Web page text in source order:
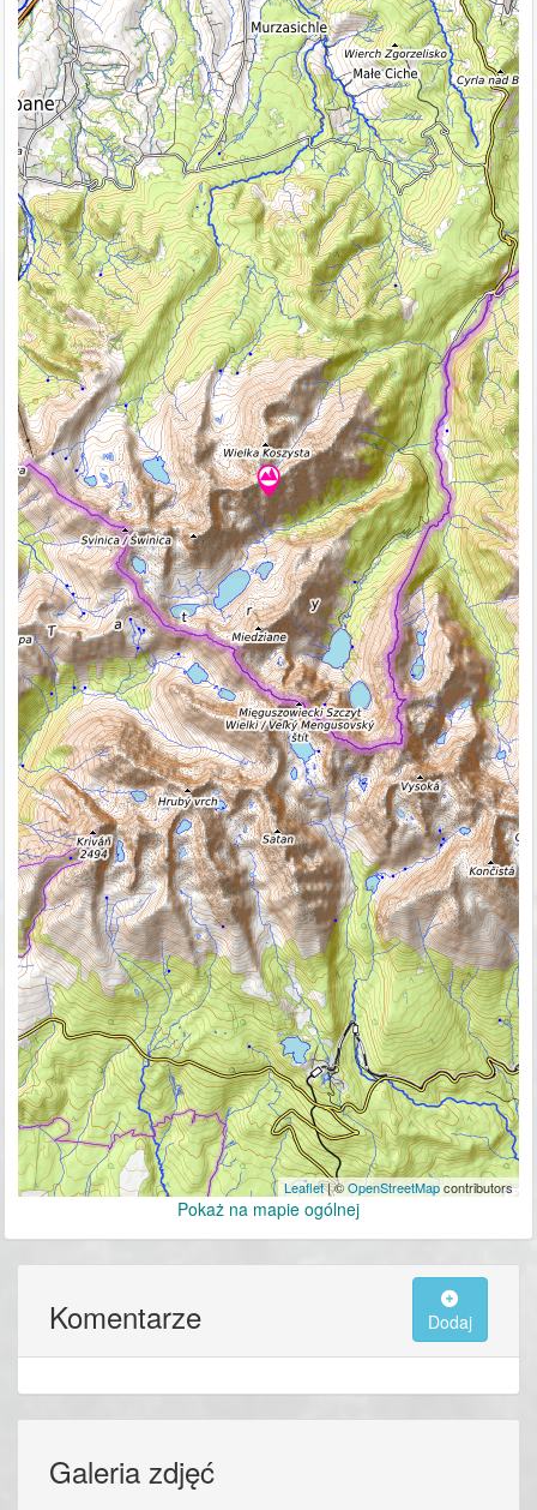
Leaflet| ©OpenStreetMapcontributors
Pokaż na mapie ogólnej
Komentarze Dodaj
Galeria zdjęć